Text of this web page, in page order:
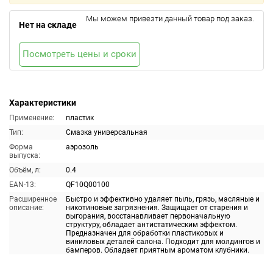
Характеристики
Применение:
пластик
Тип:
Смазка универсальная
Форма
выпуска:
аэрозоль
Объём, л:
0.4
EAN-13:
QF10Q00100
Расширенное
описание:
Быстро и эффективно удаляет пыль, грязь, масляные и
никотиновые загрязнения. Защищает от старения и
выгорания, восстанавливает первоначальную
структуру, обладает антистатическим эффектом.
Предназначен для обработки пластиковых и
виниловых деталей салона. Подходит для молдингов и
бамперов. Обладает приятным ароматом клубники.
Нет на складе
Мы можем привезти данный товар под заказ.
Посмотреть цены и сроки